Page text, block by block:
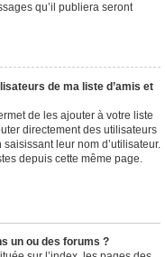
qu’il publiera seront
de ma liste d’amis et
de les ajouter à votre liste
directement des utilisateurs
leur nom d’utilisateur.
depuis cette même page.
un ou des forums ?